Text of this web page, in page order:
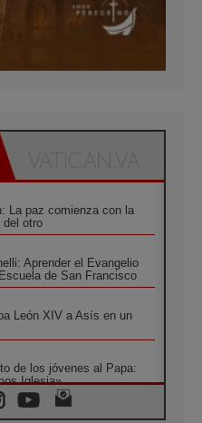
La paz comienza con la
del otro
Aprender el Evangelio
de San Francisco
León XIV a Asís en un
de los jóvenes al Papa:
Iglesia»